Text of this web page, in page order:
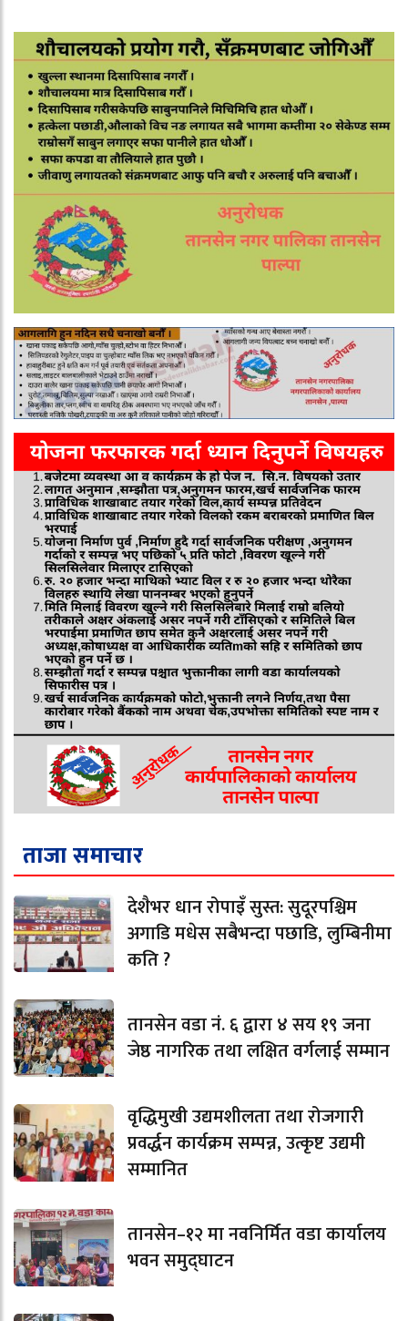
सरकारलाई निर्देशन
ताजा समाचार
देशैभर धान रोपाइँ सुस्त: सुदूरपश्चिम
अगाडि मधेस सबैभन्दा पछाडि, लुम्बिनीमा
कति ?
तानसेन वडा नं. ६ द्वारा ४ सय १९ जना
जेष्ठ नागरिक तथा लक्षित वर्गलाई सम्मान
वृद्धिमुखी उद्यमशीलता तथा रोजगारी
प्रवर्द्धन कार्यक्रम सम्पन्न, उत्कृष्ट उद्यमी
सम्मानित
तानसेन–१२ मा नवनिर्मित वडा कार्यालय
भवन समुद्घाटन